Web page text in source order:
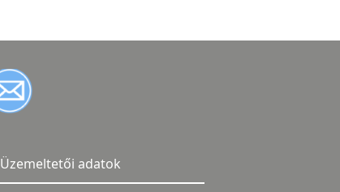
Üzemeltetői adatok